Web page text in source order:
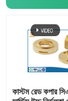
কাস্টম রেড কপার